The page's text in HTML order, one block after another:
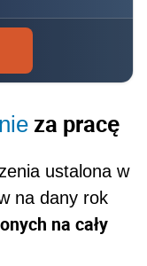
za pracę
ustalona w
na dany rok
na cały